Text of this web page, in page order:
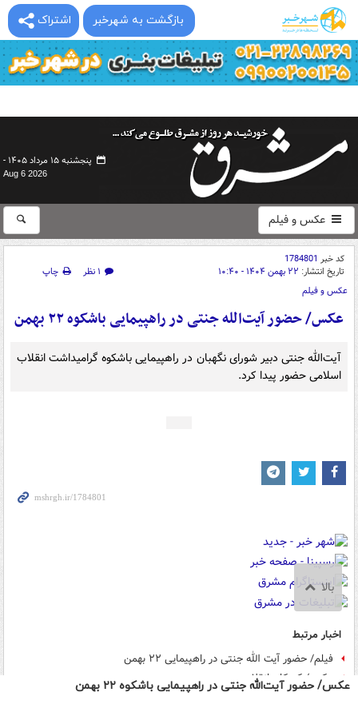
اشتراک بازگشت به شهرخبر
عکس/ حضور آیت‌الله جنتی در راهپیمایی باشکوه ۲۲ بهمن